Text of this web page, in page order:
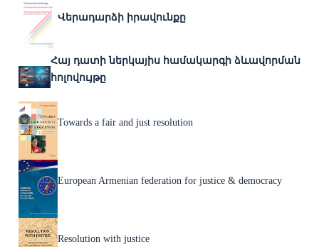
Վերադարձի իրավունքը
Հայ դատի ներկայիս համակարգի ձևավորման
հոլովույթը
Towards a fair and just resolution
European Armenian federation for justice & democracy
Resolution with justice